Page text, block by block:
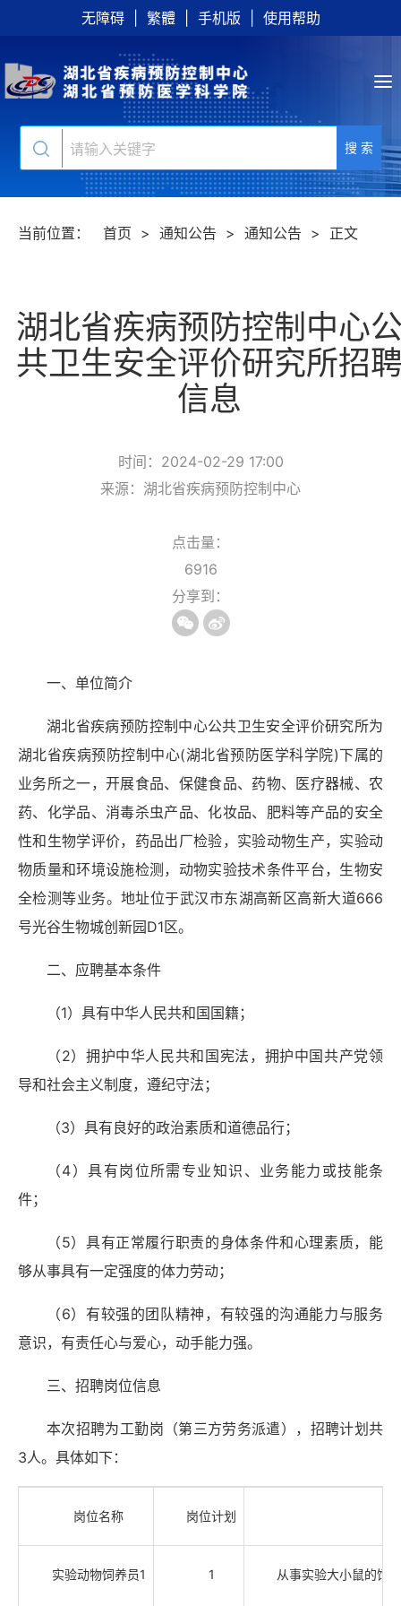
无障碍 繁體 手机版 使用帮助
搜 索
当前位置： 首页 > 通知公告 > 通知公告 > 正文
湖北省疾病预防控制中心
共卫生安全评价研究所招
信息
时间：2024-02-29 17:00
来源：湖北省疾病预防控制中心
点击量：
6916
分享到：
一、单位简介
湖北省疾病预防控制中心公共卫生安全评价研究所为
湖北省疾病预防控制中心(湖北省预防医学科学院)下属的
业务所之一，开展食品、保健食品、药物、医疗器械、农
药、化学品、消毒杀虫产品、化妆品、肥料等产品的安全
性和生物学评价，药品出厂检验，实验动物生产，实验动
物质量和环境设施检测，动物实验技术条件平台，生物安
全检测等业务。地址位于武汉市东湖高新区高新大道666
号光谷生物城创新园D1区。
二、应聘基本条件
（1）具有中华人民共和国国籍；
（2）拥护中华人民共和国宪法，拥护中国共产党领
导和社会主义制度，遵纪守法；
（3）具有良好的政治素质和道德品行；
（4）具有岗位所需专业知识、业务能力或技能条
件；
（5）具有正常履行职责的身体条件和心理素质，能
够从事具有一定强度的体力劳动；
（6）有较强的团队精神，有较强的沟通能力与服务
意识，有责任心与爱心，动手能力强。
三、招聘岗位信息
本次招聘为工勤岗（第三方劳务派遣），招聘计划共
3人。具体如下：
岗位名称 岗位计划
实验动物饲养员1 1 从事实验大小鼠的饲